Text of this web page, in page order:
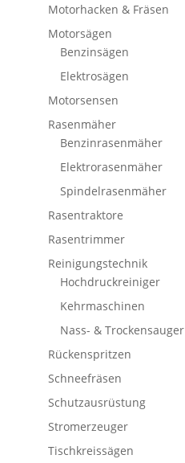
Motorhacken & Fräsen
Motorsägen
Benzinsägen
Elektrosägen
Motorsensen
Rasenmäher
Benzinrasenmäher
Elektrorasenmäher
Spindelrasenmäher
Rasentraktore
Rasentrimmer
Reinigungstechnik
Hochdruckreiniger
Kehrmaschinen
Nass- & Trockensauger
Rückenspritzen
Schneefräsen
Schutzausrüstung
Stromerzeuger
Tischkreissägen